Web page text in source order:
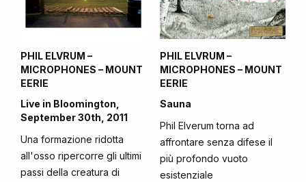
PHIL ELVRUM –
MICROPHONES – MOUNT
EERIE
Live in Bloomington,
September 30th, 2011
Una formazione ridotta
all'osso ripercorre gli ultimi
passi della creatura di
PHIL ELVRUM –
MICROPHONES – MOUNT
EERIE
Sauna
Phil Elverum torna ad
affrontare senza difese il
più profondo vuoto
esistenziale